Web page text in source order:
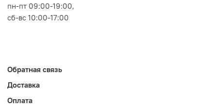
пн-пт 09:00-19:00,
сб-вс 10:00-17:00
Обратная связь
Доставка
Оплата